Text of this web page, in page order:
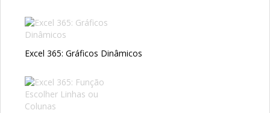
Excel 365: Gráficos Dinâmicos